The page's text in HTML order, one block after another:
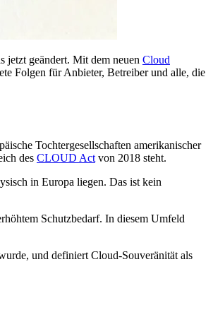
jetzt geändert. Mit dem neuen Cloud
Folgen für Anbieter, Betreiber und alle, die
Tochtergesellschaften amerikanischer
des CLOUD Act von 2018 steht.
in Europa liegen. Das ist kein
Schutzbedarf. In diesem Umfeld
und definiert Cloud-Souveränität als